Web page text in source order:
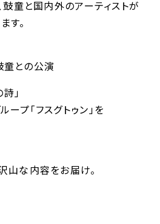
鼓童と国内外のアーティストが
す。
との公演
」
プ「フスグトゥン」を
山な内容をお届け。